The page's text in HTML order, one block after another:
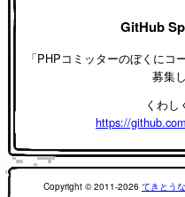
GitHub
「PHPコミッターのぼくに
募集
くわ
https://
Copyright © 2011-2026 てきとう